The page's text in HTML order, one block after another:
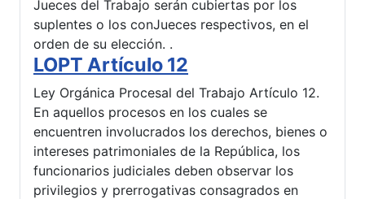
Jueces del Trabajo serán cubiertas por los
suplentes o los conJueces respectivos, en el
orden de su elección. .
LOPT Artículo 12
Ley Orgánica Procesal del Trabajo Artículo 12.
En aquellos procesos en los cuales se
encuentren involucrados los derechos, bienes o
intereses patrimoniales de la República, los
funcionarios judiciales deben observar los
privilegios y prerrogativas consagrados en